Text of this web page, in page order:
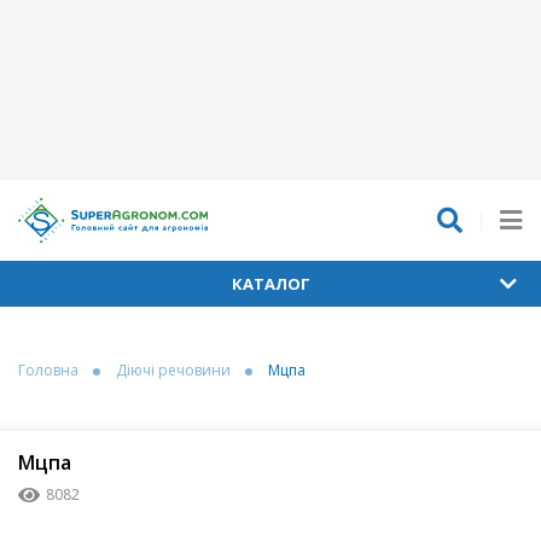
КАТАЛОГ
Головна Діючі речовини Мцпа
Мцпа
8082